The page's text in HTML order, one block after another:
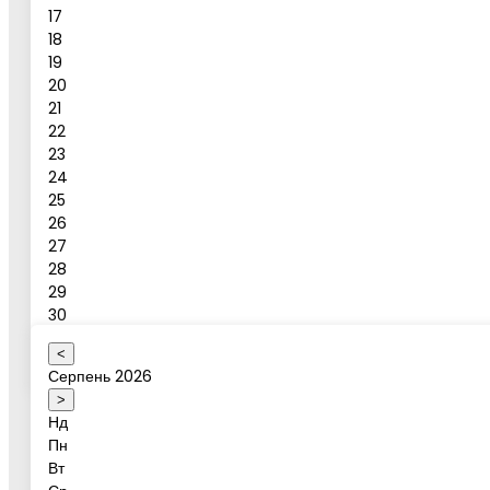
17
18
19
20
21
22
23
24
25
26
27
28
29
30
31
Оберіть коректну дату
Повідомлення
Бронювання активності
Ваше ім'я
<
Серпень 2026
>
Нд
Пн
Вт
Дата активності